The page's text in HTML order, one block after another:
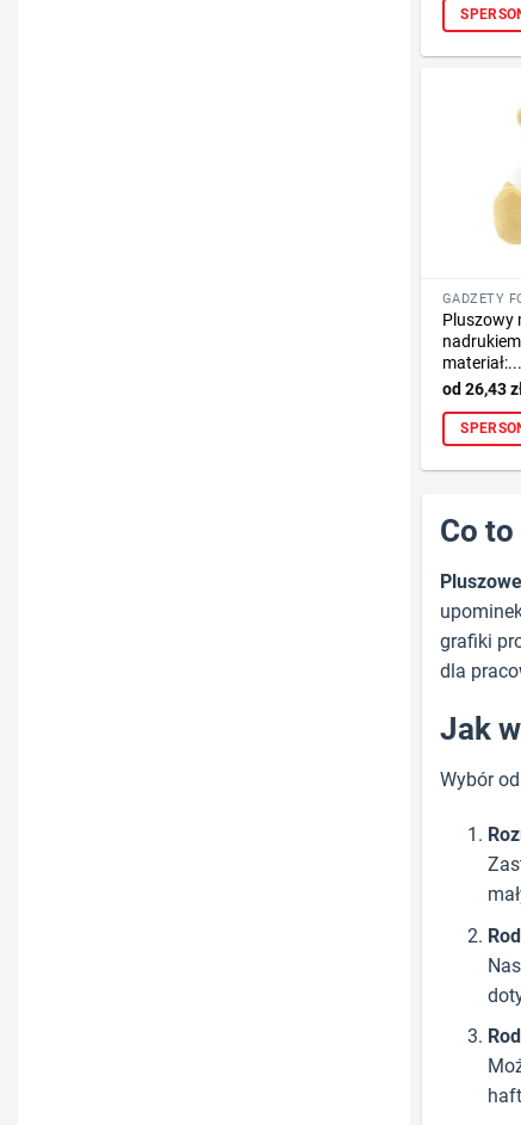
Pluszowy
materiał:...
26,43
Co
grafiki
dla
Jak
Wybór